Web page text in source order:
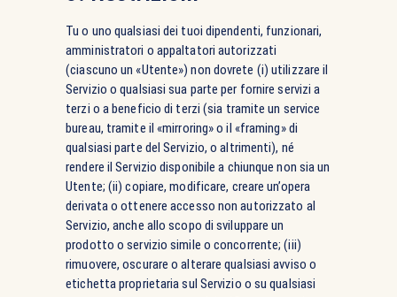
Tu o uno qualsiasi dei tuoi dipendenti, funzionari,
amministratori o appaltatori autorizzati
(ciascuno un «Utente») non dovrete (i) utilizzare il
Servizio o qualsiasi sua parte per fornire servizi a
terzi o a beneficio di terzi (sia tramite un service
bureau, tramite il «mirroring» o il «framing» di
qualsiasi parte del Servizio, o altrimenti), né
rendere il Servizio disponibile a chiunque non sia un
Utente; (ii) copiare, modificare, creare un’opera
derivata o ottenere accesso non autorizzato al
Servizio, anche allo scopo di sviluppare un
prodotto o servizio simile o concorrente; (iii)
rimuovere, oscurare o alterare qualsiasi avviso o
etichetta proprietaria sul Servizio o su qualsiasi